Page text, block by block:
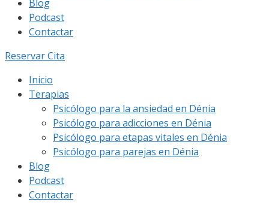
Blog
Podcast
Contactar
Reservar Cita
Inicio
Terapias
Psicólogo para la ansiedad en Dénia
Psicólogo para adicciones en Dénia
Psicólogo para etapas vitales en Dénia
Psicólogo para parejas en Dénia
Blog
Podcast
Contactar